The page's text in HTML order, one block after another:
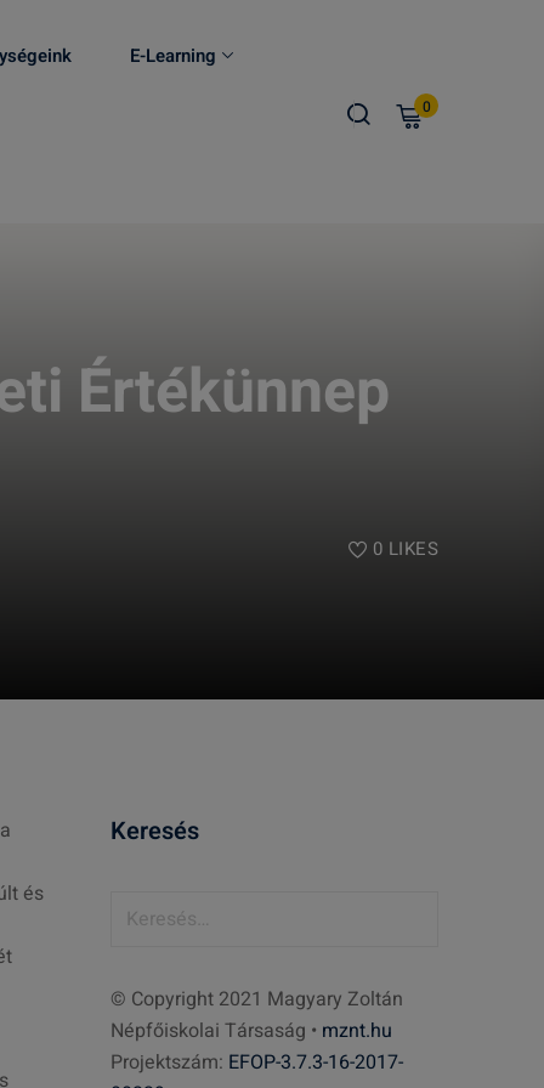
E-Learning
0
Értékünnep
0 LIKES
és
Keresés
e
s
é
© Copyright 2021 Magyary Zoltán
Népfőiskolai Társaság • mznt.hu
Projektszám: EFOP-3.7.3-16-2017-